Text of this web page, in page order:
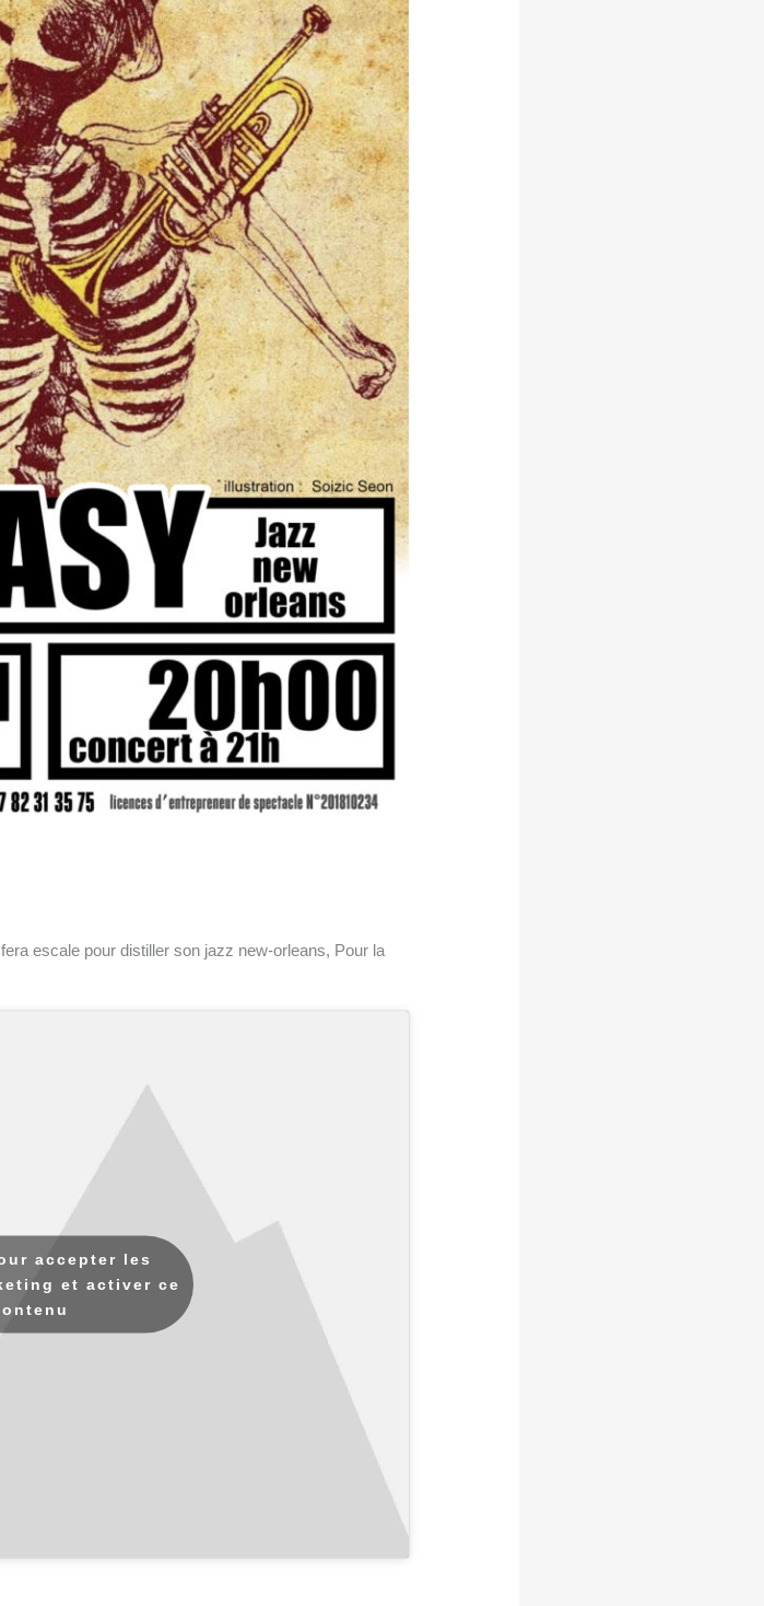
escale pour distiller son jazz new-orleans, Pour la
accepter les
et activer ce